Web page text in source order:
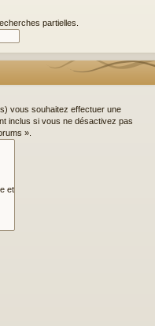
partielles.
vous souhaitez effectuer une
inclus si vous ne désactivez pas
».